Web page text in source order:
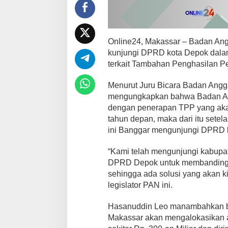
a
s
s
a
r
u
j
u
n
g
D
P
R
D
D
o
k
Online24, Makassar – Badan
kunjungi DPRD kota Depok
terkait Tambahan Penghasilan
Menurut Juru Bicara Badan
mengungkapkan bahwa Badan
dengan penerapan TPP yang
tahun depan, maka dari itu
ini Banggar mengunjungi DPRD
“Kami telah mengunjungi
DPRD Depok untuk
sehingga ada solusi yang akan
legislator PAN ini.
Hasanuddin Leo manambahkan
Makassar akan